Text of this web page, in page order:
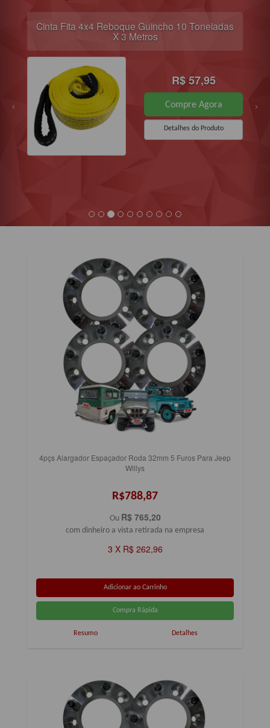
Cinta Fita 4x4 Reboque Guincho 10 Toneladas
X 3 Metros
R$ 57,95
Compre Agora
Detalhes do Produto
4pçs Alargador Espaçador Roda 32mm 5 Furos Para Jeep
Willys
R$788,87
Ou R$ 765,20
com dinheiro a vista retirada na empresa
3 X R$ 262,96
Resumo Detalhes